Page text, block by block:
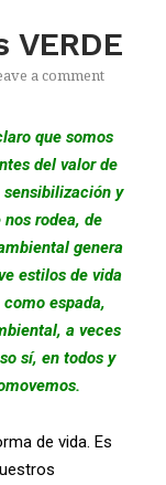
a comment
que somos
del valor de
y
rodea, de
genera
estilos de vida
espada,
a veces
sí, en todos y
de vida. Es